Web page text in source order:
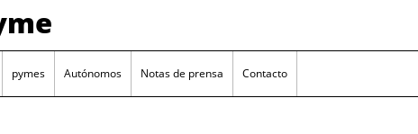
pymes Autónomos Notas de prensa Contacto